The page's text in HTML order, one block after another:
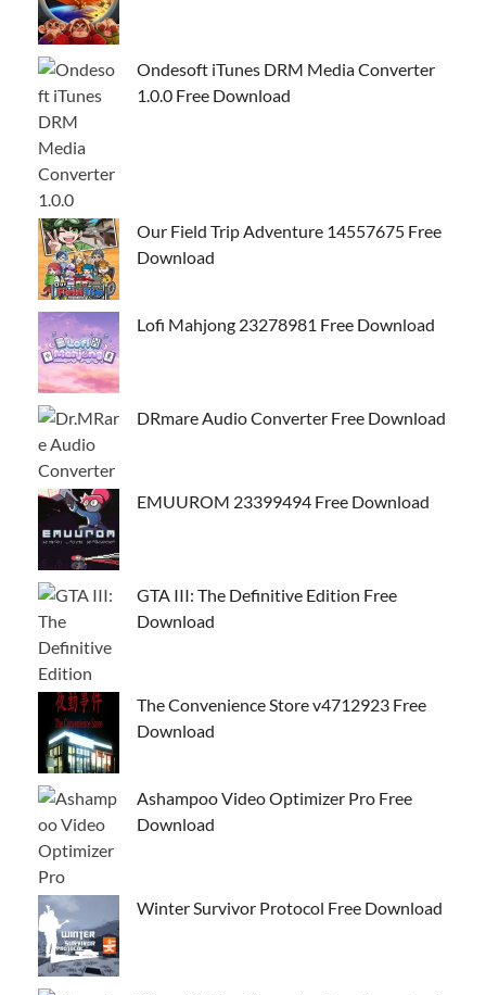
Ondesoft iTunes DRM Media Converter
1.0.0 Free Download
Our Field Trip Adventure 14557675 Free
Download
Lofi Mahjong 23278981 Free Download
DRmare Audio Converter Free Download
EMUUROM 23399494 Free Download
GTA III: The Definitive Edition Free
Download
The Convenience Store v4712923 Free
Download
Ashampoo Video Optimizer Pro Free
Download
Winter Survivor Protocol Free Download